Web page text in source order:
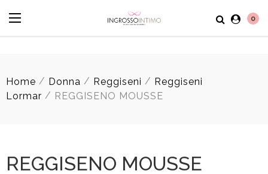
0
Home / Donna / Reggiseni / Reggiseni
Lormar / REGGISENO MOUSSE
REGGISENO MOUSSE